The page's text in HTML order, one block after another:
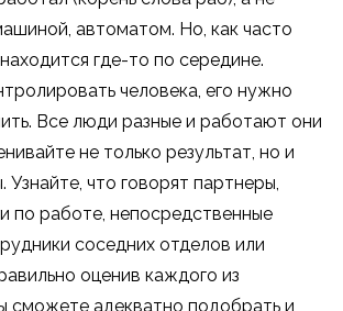
автоматом. Но, как часто
где-то по середине.
человека, его нужно
Все люди разные и работают они
не только результат, но и
Узнайте, что говорят партнеры,
по работе, непосредственные
соседних отделов или
оценив каждого из
сможете адекватно подобрать и